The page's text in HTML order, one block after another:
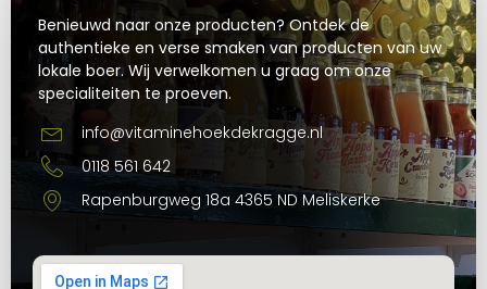
Benieuwd naar onze producten? Ontdek de
authentieke en verse smaken van producten van uw
lokale boer. Wij verwelkomen u graag om onze
specialiteiten te proeven.
info@vitaminehoekdekragge.nl
0118 561 642
Rapenburgweg 18a 4365 ND Meliskerke